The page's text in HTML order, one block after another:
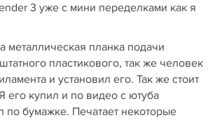
3 уже с мини переделками как я
металлическая планка подачи
пластикового, так же человек
и установил его. Так же стоит
его купил и по видео с ютуба
по бумажке. Печатает некоторые